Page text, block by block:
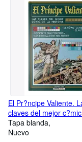
El Pr?ncipe Valiente.
claves del mejor
historia
Tapa blanda
Nuevo